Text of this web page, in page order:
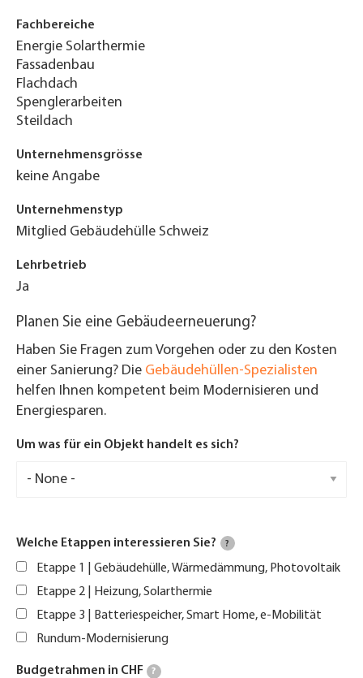
Fachbereiche
Energie Solarthermie
Fassadenbau
Flachdach
Spenglerarbeiten
Steildach
Unternehmensgrösse
keine Angabe
Unternehmenstyp
Mitglied Gebäudehülle Schweiz
Lehrbetrieb
Ja
Planen Sie eine Gebäudeerneuerung?
Haben Sie Fragen zum Vorgehen oder zu den Kosten
einer Sanierung? Die Gebäudehüllen-Spezialisten
helfen Ihnen kompetent beim Modernisieren und
Energiesparen.
Um was für ein Objekt handelt es sich?
Welche Etappen interessieren Sie? ?
Etappe 1 | Gebäudehülle, Wärmedämmung, Photovoltaik
Etappe 2 | Heizung, Solarthermie
Etappe 3 | Batteriespeicher, Smart Home, e-Mobilität
Rundum-Modernisierung
Budgetrahmen in CHF ?